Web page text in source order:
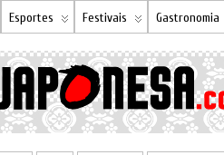
Esportes Festivais Gastronomia